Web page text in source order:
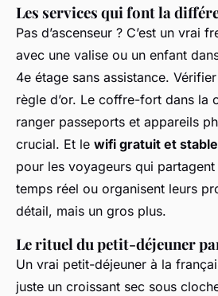
Les services qui font la
Pas d’ascenseur ? C’est un vrai
avec une valise ou un enfant
4e étage sans assistance.
règle d’or. Le coffre-fort dans la
ranger passeports et appareils
crucial. Et le wifi gratuit et stable
pour les voyageurs qui
temps réel ou organisent leurs
détail, mais un gros plus.
Le rituel du petit-déjeuner
Un vrai petit-déjeuner à la
juste un croissant sec sous